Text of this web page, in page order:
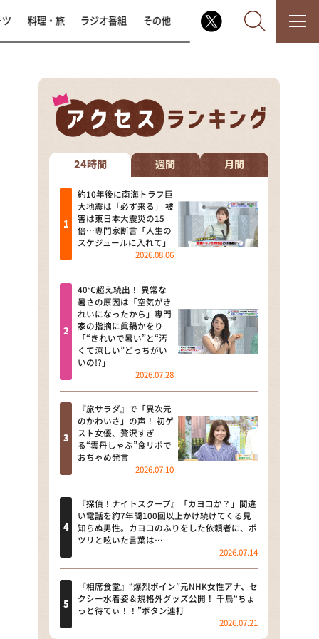
なるみ・岡村の過ぎるTV
相席食堂
これ余談なんですけど・・・
～人生密着トークバラエティ！
～ やすとものいたって真剣です
探偵！ナイトスクープ
news おかえり
河合＆A.B.C-Z塚田×福井アナ
「なんでやねん！？」（news お
かえり）
DAIGOも台所 ～きょうの献立 何
にする？～
本日はダイアンなり！シーズン２
朝だ！生です旅サラダ
教えて！ニュースライブ 正義の
ミカタ
ＬＩＦＥ～夢のカタチ～
新婚さんいらっしゃい！
ポツンと一軒家
ザキ山小屋本館
料理・旅 ラジオ番組 その他
24時間 週間 月間
約10年後に南海トラフ巨
大地震は「必ず来る」 被
害は東日本大震災の15
倍…専門家断言「人生の
スケジュールに入れて」
2026.08.06
40℃超え続出！ 異常な
暑さの原因は「空気がき
れいになったから」専門
家の指摘に眞鍋かをり
「“きれいで暑い”と“汚
くて涼しい”どっちがい
いの!?」
2026.07.28
『旅サラダ』で「異次元
のかわいさ」の声！ 初ゲ
スト女優、贅沢すぎ
る“雲丹しゃぶ”食リポで
おちゃめ発言
2026.07.10
『探偵！ナイトスクープ』「カヨコか？」間違
い電話を約7年間100回以上かけ続けてくる見
知らぬ男性。カヨコのふりをした依頼者に、ポ
ツリと呟いた言葉は…
2026.07.14
『相席食堂』“爆烈ボイン”元NHK女性アナ、セ
クシー水着姿＆規格外グッズ公開！ 千鳥“ちょ
っと待てぃ！！”ボタン連打
2026.07.21